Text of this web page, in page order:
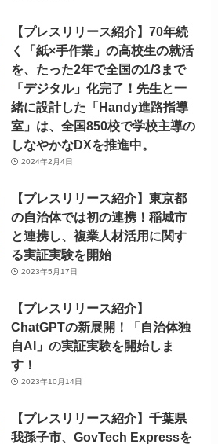
【プレスリリース紹介】70年続
く「紙×手作業」の高校生の就活
を、たった2年で全国の1/3まで
「デジタル」化完了！先生と一
緒に設計した「Handy進路指導
室」は、全国850校で学校主導の
しなやかなDXを推進中。
2024年2月4日
【プレスリリース紹介】東京都
の自治体では初の連携！稲城市
と連携し、複業人材活用に関す
る実証実験を開始
2023年5月17日
【プレスリリース紹介】
ChatGPTの新展開！「自治体独
自AI」の実証実験を開始しま
す！
2023年10月14日
【プレスリリース紹介】千葉県
我孫子市、GovTech Expressを